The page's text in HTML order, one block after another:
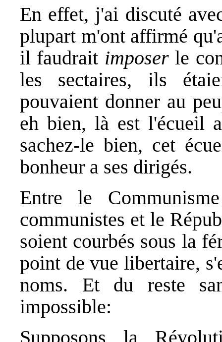
En effet, j'ai discuté
plupart m'ont affirmé
il faudrait imposerle
les sectaires, ils
pouvaient donner au
eh bien, là est l'écueil
sachez-le bien, cet
bonheur a ses dirigés.
Entre le
communistes et le
soient courbés sous la
point de vue libertaire,
noms. Et du reste
impossible:
Supposons la